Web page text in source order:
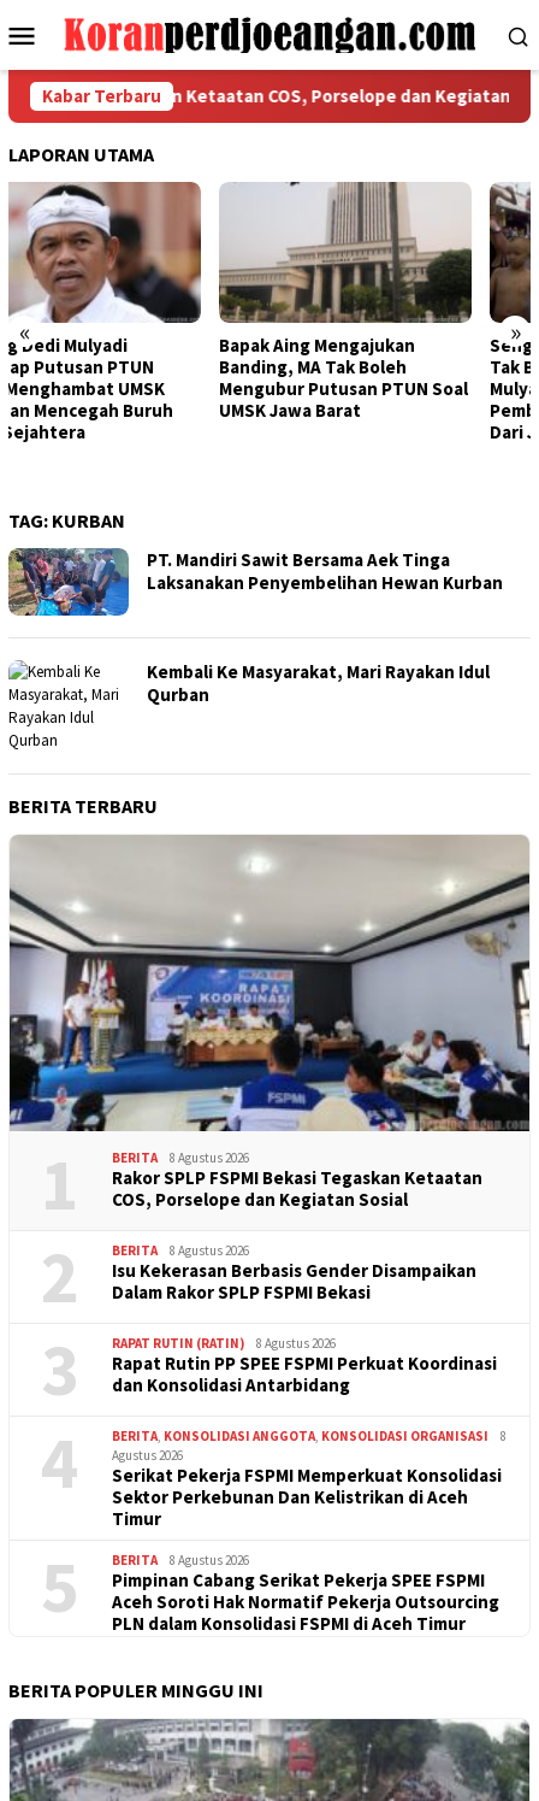
ke
Menu
Mobile
Kabar Terbaru
Bekasi Tegaskan Ketaatan COS, Porselope dan Kegiatan Sosial
LAPORAN UTAMA
« »
Bapak Aing Mengajukan
Banding, MA Tak Boleh
Mengubur Putusan PTUN Soal
UMSK Jawa Barat
Sengketa UMSK Jabar 2026
Tak Berkesudahan, Dedi
Mulyadi Terancam
Pemberhentian Sementara
TAG: KURBAN
PT. Mandiri Sawit Bersama Aek Tinga
Laksanakan Penyembelihan Hewan Kurban
Kembali Ke Masyarakat, Mari Rayakan Idul
Qurban
BERITA TERBARU
1 BERITA 8 Agustus 2026
Rakor SPLP FSPMI Bekasi Tegaskan Ketaatan
COS, Porselope dan Kegiatan Sosial
2 BERITA 8 Agustus 2026
Isu Kekerasan Berbasis Gender Disampaikan
Dalam Rakor SPLP FSPMI Bekasi
3 RAPAT RUTIN (RATIN) 8 Agustus 2026
Rapat Rutin PP SPEE FSPMI Perkuat Koordinasi
dan Konsolidasi Antarbidang
4 BERITA, KONSOLIDASI ANGGOTA, KONSOLIDASI ORGANISASI
8
Agustus 2026
Serikat Pekerja FSPMI Memperkuat Konsolidasi
Sektor Perkebunan Dan Kelistrikan di Aceh
Timur
5 BERITA 8 Agustus 2026
Pimpinan Cabang Serikat Pekerja SPEE FSPMI
Aceh Soroti Hak Normatif Pekerja Outsourcing
PLN dalam Konsolidasi FSPMI di Aceh Timur
BERITA POPULER MINGGU INI